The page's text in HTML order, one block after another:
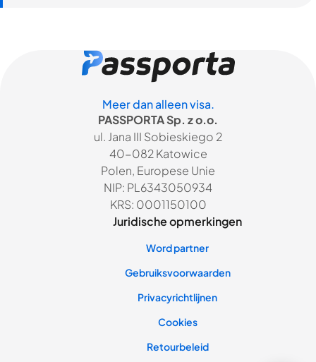
Meer dan alleen visa.
PASSPORTA Sp. z o.o.
ul. Jana III Sobieskiego 2
40-082 Katowice
Polen, Europese Unie
NIP: PL6343050934
KRS: 0001150100
Juridische opmerkingen
Word partner
Gebruiksvoorwaarden
Privacyrichtlijnen
Cookies
Retourbeleid